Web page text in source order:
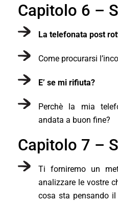
Capitolo 6 –
La telefonata post
Come procurarsi
E’ se mi rifiuta?
Perchè la mia
andata a buon fine?
Capitolo 7 –
Ti forniremo un
analizzare le vostre
cosa sta pensando